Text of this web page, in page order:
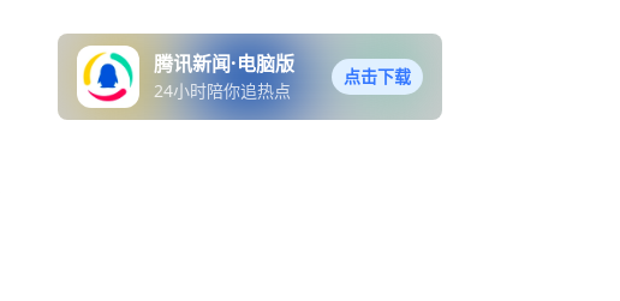
腾讯新闻·电脑版
24小时陪你追热点
点击下载